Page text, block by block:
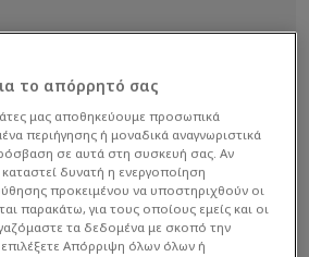
το απόρρητό σας
μας αποθηκεύουμε προσωπικά
περιήγησης ή μοναδικά αναγνωριστικά
σε αυτά στη συσκευή σας. Αν
δυνατή η ενεργοποίηση
προκειμένου να υποστηριχθούν οι
παρακάτω, για τους οποίους εμείς και οι
τα δεδομένα με σκοπό την
Απόρριψη όλων όλων ή